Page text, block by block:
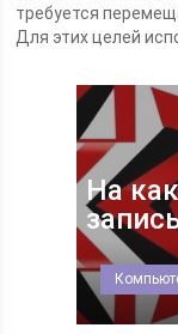
требуется
Для этих целей
На